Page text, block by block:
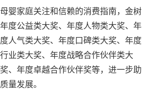
家庭关注和信赖的消费指南，金树
度公益类大奖、年度人物类大奖、年
人气类大奖、年度口碑类大奖、年度
业类大奖、年度战略合作伙伴类大
、年度卓越合作伙伴奖等，进一步助
量发展。